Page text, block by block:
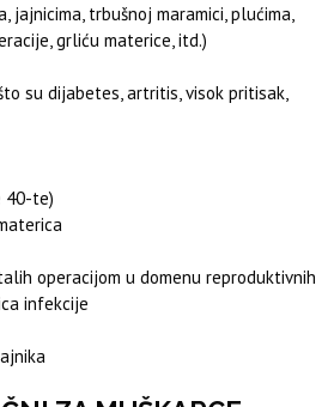
jajnicima, trbušnoj maramici, plućima,
grliću materice, itd.)
su dijabetes, artritis, visok pritisak,
40-te)
operacijom u domenu reproduktivnih
infekcije